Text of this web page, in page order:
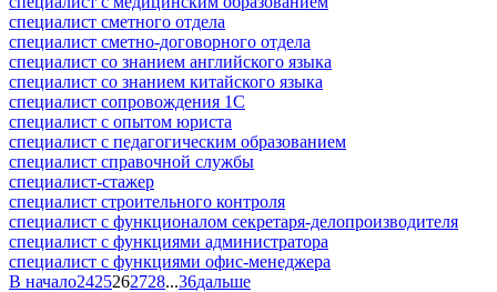
специалист сметного отдела
специалист сметно-договорного отдела
специалист со знанием английского языка
специалист со знанием китайского языка
специалист сопровождения 1С
специалист с опытом юриста
специалист с педагогическим образованием
специалист справочной службы
специалист-стажер
специалист строительного контроля
специалист с функционалом секретаря-делопроизводителя
специалист с функциями администратора
специалист с функциями офис-менеджера
В начало2425262728...36дальше